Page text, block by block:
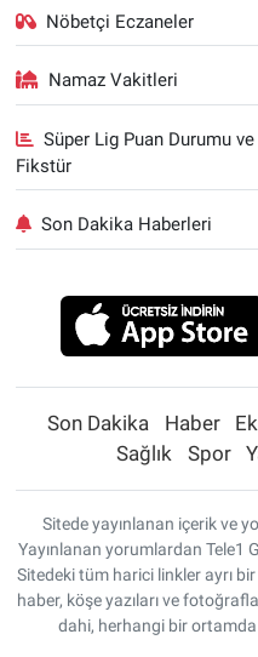
Nöbetçi Eczaneler
Namaz Vakitleri
Süper Lig Puan Durumu ve
Fikstür
Son Dakika Haberleri
Son Dakika Haber
Sağlık
Spor
Sitede yayınlanan içerik ve
Yayınlanan yorumlardan Tele1
Sitedeki tüm harici linkler ayrı
haber, köşe yazıları ve
dahi, herhangi bir